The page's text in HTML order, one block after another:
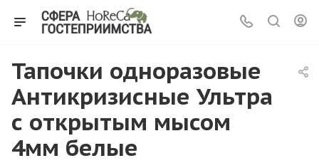
Тапочки одноразовые
Антикризисные Ультра
с открытым мысом
4мм белые